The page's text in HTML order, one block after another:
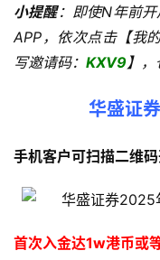
小提醒：即使N年前
APP，依次点击【我
写邀请码： KXV9】，
华盛证
手机客户可扫描二维
首次入金达1w港币或